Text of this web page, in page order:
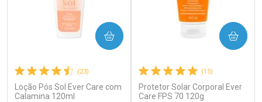
(23)
Loção Pós Sol Ever Care com
Calamina 120ml
COMPRAR
(15)
Protetor Solar Corporal Ever
Care FPS 70 120g
COMPRAR